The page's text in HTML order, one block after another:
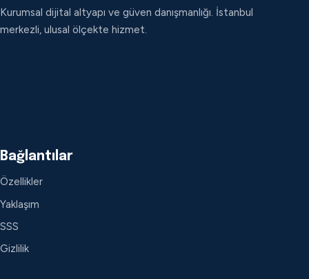
Kurumsal dijital altyapı ve güven danışmanlığı. İstanbul
merkezli, ulusal ölçekte hizmet.
Bağlantılar
Özellikler
Yaklaşım
SSS
Gizlilik